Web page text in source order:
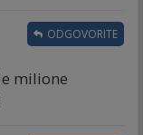
milione
ODGOVORITE